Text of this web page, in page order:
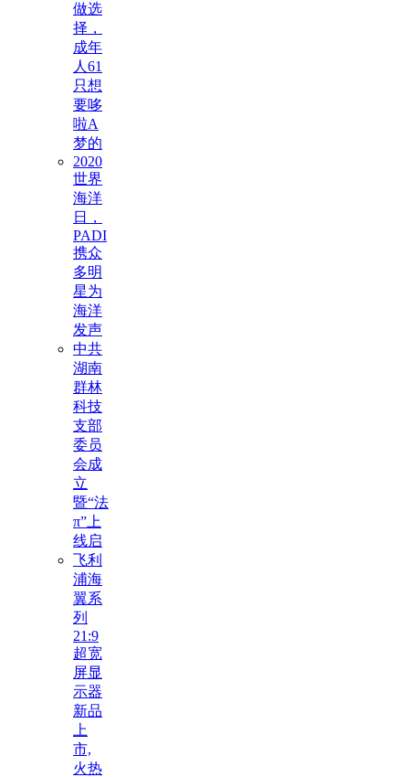
做选
择，
成年
人61
只想
要哆
啦A
梦的
2020
世界
海洋
日，
PADI
携众
多明
星为
海洋
发声
中共
湖南
群林
科技
支部
委员
会成
立
暨“法
π”上
线启
飞利
浦海
翼系
列
21:9
超宽
屏显
示器
新品
上
市,
火热